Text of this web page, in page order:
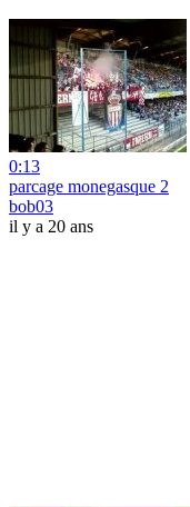
0:13
parcage monegasque 2
bob03
il y a 20 ans